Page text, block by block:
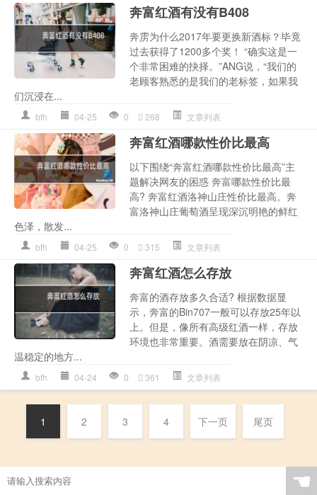
奔富红酒有没有B408
奔雳为什么2017年要更换新酒标？毕竟
过去获得了1200多个奖！ “确实这是一
个非常困难的抉择。”ANG说，“我们的
老顾客熟悉的是我们的老标签，如果我
们沉浸在...
bfh 04-25 0 268 文章列表
奔富红酒哪款性价比最高
以下围绕“奔富红酒哪款性价比最高”主
题解决网友的困惑 奔富哪款性价比最
高? 奔富红酒洛神山庄性价比最高。奔
富洛神山庄葡萄酒呈现深沉明艳的鲜红
色泽，散发...
bfh 04-25 0 315 文章列表
奔富红酒怎么存放
奔富的酒存放多久合适? 根据数据显
示，奔富的Bin707一般可以存放25年以
上。但是，像所有高级红酒一样，存放
环境也非常重要。酒需要放在阴凉、气
温稳定的地方...
bfh 04-24 0 361 文章列表
1 2 3 4 下一页 尾页
☚